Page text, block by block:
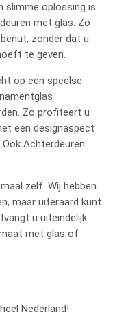
slimme oplossing is
met glas. Zo
zonder dat u
te geven.
op een speelse
Zo profiteert u
een designaspect
Achterdeuren
zelf. Wij hebben
maar uiteraard kunt
u uiteindelijk
met glas of
Nederland!